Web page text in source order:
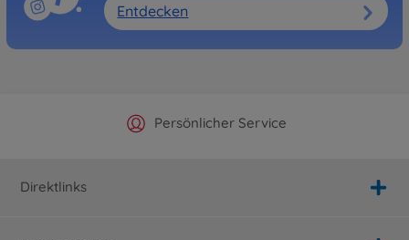
Entdecken
Offizieller Hersteller Shop
Persönlicher Service
Versandkostenfrei ab 25€
Schnelle Lieferung
Direktlinks